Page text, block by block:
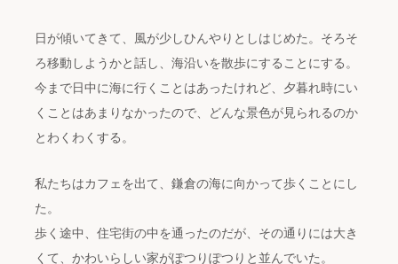
日が傾いてきて、風が少しひんやりとしはじめた。そろそ
ろ移動しようかと話し、海沿いを散歩にすることにする。
今まで日中に海に行くことはあったけれど、夕暮れ時にい
くことはあまりなかったので、どんな景色が見られるのか
とわくわくする。
私たちはカフェを出て、鎌倉の海に向かって歩くことにし
た。
歩く途中、住宅街の中を通ったのだが、その通りには大き
くて、かわいらしい家がぽつりぽつりと並んでいた。